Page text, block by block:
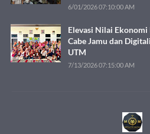
6/01/2026 07:10:00 AM
Elevasi Nilai Ekonomi
Cabe Jamu dan
UTM
7/13/2026 07:15:00 AM